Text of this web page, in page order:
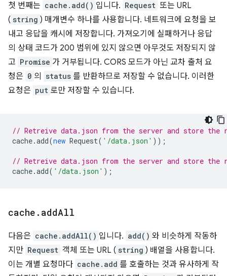
첫 번째는 cache.add() 입니다. Request 또는 URL
( string ) 매개변수 하나를 사용합니다. 네트워크에 요청을 보
내고 응답을 캐시에 저장합니다. 가져오기에 실패하거나 응답
의 상태 코드가 200 범위에 있지 않으면 아무것도 저장되지 않
고 Promise 가 거부됩니다. CORS 모드가 아닌 교차 출처 요
청은 0 의 status 를 반환하므로 저장할 수 없습니다. 이러한
요청은 put 로만 저장할 수 있습니다.
// Retreive data.json from the server and store the
cache.add(new Request( '/data.json' ));
// Retreive data.json from the server and store the
cache.add( '/data.json' );
cache . addAll
다음은 cache.addAll() 입니다. add() 와 비슷하게 작동하
지만 Request 객체 또는 URL ( string ) 배열을 사용합니다.
이는 개별 요청마다 cache.add 를 호출하는 것과 유사하게 작